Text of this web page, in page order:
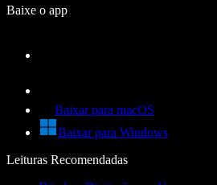
Baixe o app
Baixar para macOS
Baixar para Windows
Leituras Recomendadas